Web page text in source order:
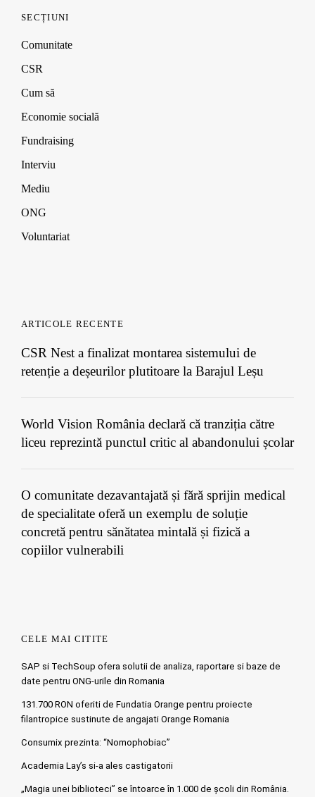
SECȚIUNI
Comunitate
CSR
Cum să
Economie socială
Fundraising
Interviu
Mediu
ONG
Voluntariat
ARTICOLE RECENTE
CSR Nest a finalizat montarea sistemului de
retenție a deșeurilor plutitoare la Barajul Leșu
World Vision România declară că tranziția către
liceu reprezintă punctul critic al abandonului școlar
O comunitate dezavantajată și fără sprijin medical
de specialitate oferă un exemplu de soluție
concretă pentru sănătatea mintală și fizică a
copiilor vulnerabili
CELE MAI CITITE
SAP si TechSoup ofera solutii de analiza, raportare si baze de
date pentru ONG-urile din Romania
131.700 RON oferiti de Fundatia Orange pentru proiecte
filantropice sustinute de angajati Orange Romania
Consumix prezinta: “Nomophobiac”
Academia Lay’s si-a ales castigatorii
„Magia unei biblioteci” se întoarce în 1.000 de școli din România.